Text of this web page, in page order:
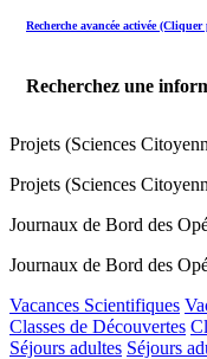
Recherche avancée activée
Recherchez une
Projets (Sciences
Projets (Sciences
Journaux de Bord des
Journaux de Bord des
Vacances Scientifiques
Classes de Découvertes
Séjours adultes Séjours